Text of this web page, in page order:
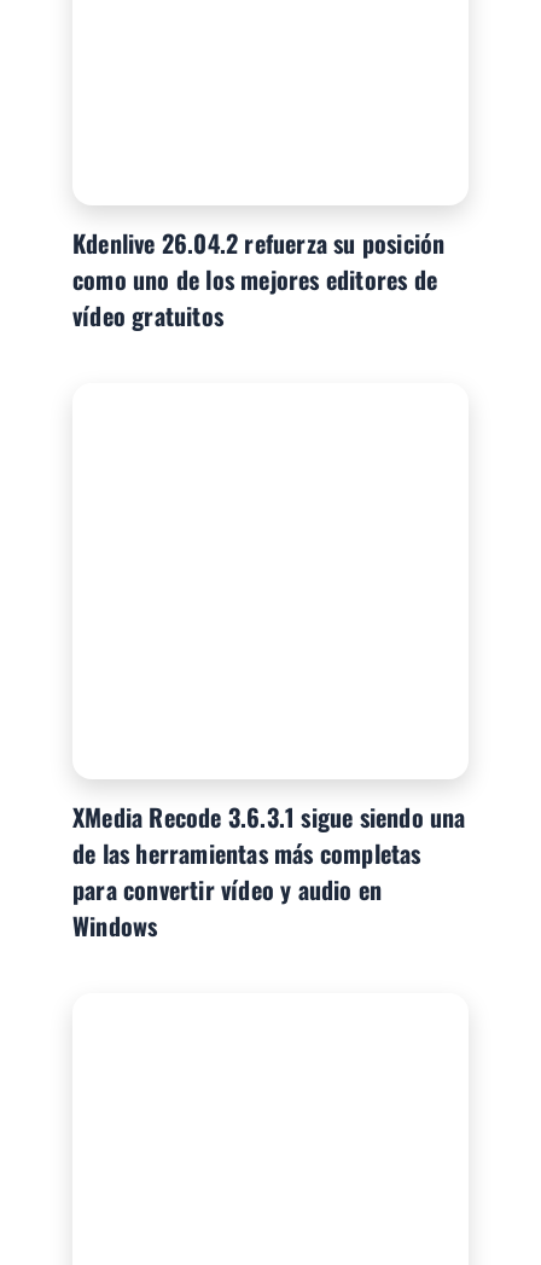
Kdenlive 26.04.2 refuerza su posición
como uno de los mejores editores de
vídeo gratuitos
XMedia Recode 3.6.3.1 sigue siendo una
de las herramientas más completas
para convertir vídeo y audio en
Windows